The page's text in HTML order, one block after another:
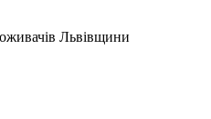
Львівщини